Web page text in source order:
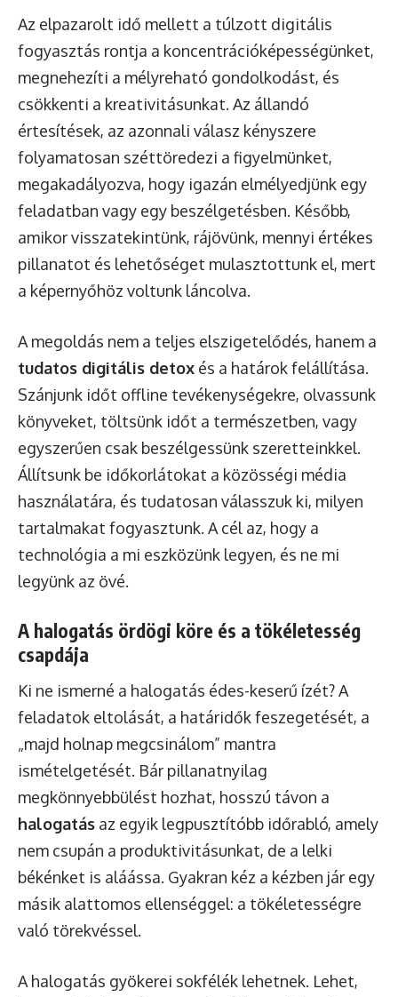
Az elpazarolt idő mellett a túlzott digitális
fogyasztás rontja a koncentrációképességünket,
megnehezíti a mélyreható gondolkodást, és
csökkenti a kreativitásunkat. Az állandó
értesítések, az azonnali válasz kényszere
folyamatosan széttöredezi a figyelmünket,
megakadályozva, hogy igazán elmélyedjünk egy
feladatban vagy egy beszélgetésben. Később,
amikor visszatekintünk, rájövünk, mennyi értékes
pillanatot és lehetőséget mulasztottunk el, mert
a képernyőhöz voltunk láncolva.
A megoldás nem a teljes elszigetelődés, hanem a
tudatos digitális detox és a határok felállítása.
Szánjunk időt offline tevékenységekre, olvassunk
könyveket, töltsünk időt a természetben, vagy
egyszerűen csak beszélgessünk szeretteinkkel.
Állítsunk be időkorlátokat a közösségi média
használatára, és tudatosan válasszuk ki, milyen
tartalmakat fogyasztunk. A cél az, hogy a
technológia a mi eszközünk legyen, és ne mi
legyünk az övé.
A halogatás ördögi köre és a tökéletesség
csapdája
Ki ne ismerné a halogatás édes-keserű ízét? A
feladatok eltolását, a határidők feszegetését, a
„majd holnap megcsinálom” mantra
ismételgetését. Bár pillanatnyilag
megkönnyebbülést hozhat, hosszú távon a
halogatás az egyik legpusztítóbb időrabló, amely
nem csupán a produktivitásunkat, de a lelki
békénket is aláássa. Gyakran kéz a kézben jár egy
másik alattomos ellenséggel: a tökéletességre
való törekvéssel.
A halogatás gyökerei sokfélék lehetnek. Lehet,